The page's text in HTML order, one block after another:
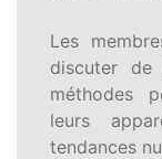
Les
discuter de
méthodes
leurs
tendances